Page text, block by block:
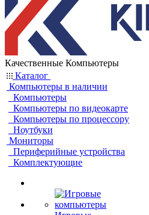
Качественные Компьютеры
Каталог
Компьютеры в наличии
Компьютеры
Компьютеры по видеокарте
Компьютеры по процессору
Ноутбуки
Мониторы
Периферийные устройства
Комплектующие